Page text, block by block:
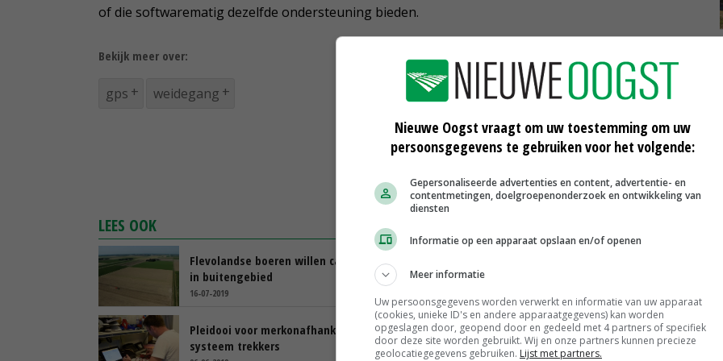
of die softwarematig dezelfde ondersteuning bieden.
Bekijk meer over:
gps weidegang
LEES OOK
Flevolandse boeren willen camera's
in buitengebied
16-07-2019
Pleidooi voor merkonafhankelijk gps-
systeem trekkers
Gps-diefstal Zeeland is prio voor
politie
Nieuwe Oogst vraagt om uw toestemming om uw
persoonsgegevens te gebruiken voor het volgende:
Gepersonaliseerde advertenties en content, advertentie- en
contentmetingen, doelgroepenonderzoek en ontwikkeling van
diensten
Informatie op een apparaat opslaan en/of openen
Meer informatie
Uw persoonsgegevens worden verwerkt en informatie van uw apparaat
(cookies, unieke ID's en andere apparaatgegevens) kan worden
opgeslagen door, geopend door en gedeeld met 4 partners of specifiek
door deze site worden gebruikt. Wij en onze partners kunnen precieze
geolocatiegegevens gebruiken. Lijst met partners.